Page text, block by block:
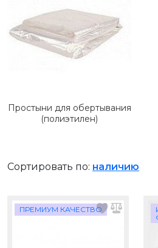
Простыни для обертывания
(полиэтилен)
Сортировать по: наличию
ПРЕМИУМ КАЧЕСТВО